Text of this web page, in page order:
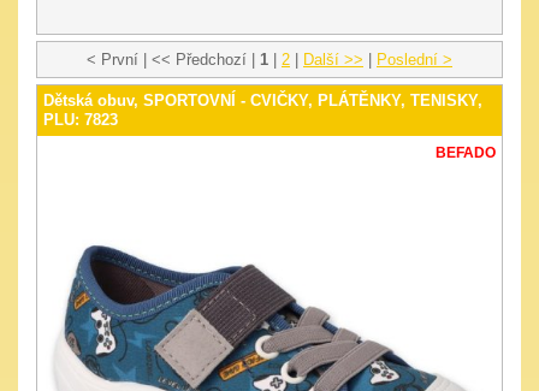
< První | << Předchozí | 1 2 Další >> Poslední >
Dětská obuv, SPORTOVNÍ - CVIČKY, PLÁTĚNKY, TENISKY,
PLU: 7823
BEFADO